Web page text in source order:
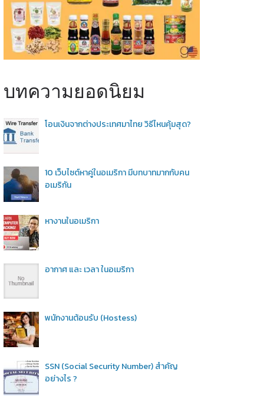
บทความยอดนิยม
โอนเงินจากต่างประเทศมาไทย วิธีไหนคุ้มสุด?
10 เว็บไซต์หาคู่ในอเมริกา มีบทบาทมากกับคน
อเมริกัน
หางานในอเมริกา
อากาศ และ เวลา ในอเมริกา
พนักงานต้อนรับ (Hostess)
SSN (Social Security Number) สำคัญ
อย่างไร ?